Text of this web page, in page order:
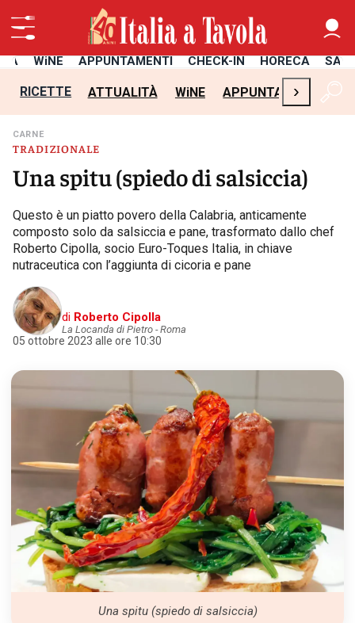
WiNE APPUNTAMENTI CHECK-IN HORECA
RICETTE ATTUALITÀ WiNE APPUNTAMENTI
›
TRADIZIONALE
CARNE
Una spitu (spiedo di salsiccia)
Questo è un piatto povero della Calabria, anticamente
composto solo da salsiccia e pane, trasformato dallo chef
Roberto Cipolla, socio Euro-Toques Italia, in chiave
nutraceutica con l’aggiunta di cicoria e pane
di Roberto Cipolla
La Locanda di Pietro - Roma
05 ottobre 2023 alle ore 10:30
Una spitu (spiedo di salsiccia)